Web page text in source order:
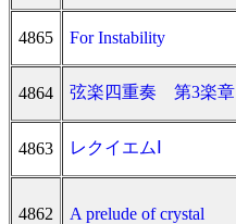
4865 For Instability
4864 弦楽四重奏 第3楽章
4863 レクイエムⅠ
4862 A prelude of crystal